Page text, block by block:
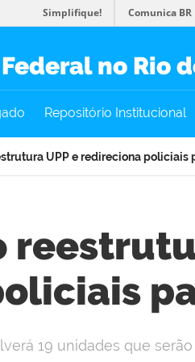
Simplifique! Comunica BR
no Rio
Repositório Institucional
UPP e redireciona policiais
19 unidades que